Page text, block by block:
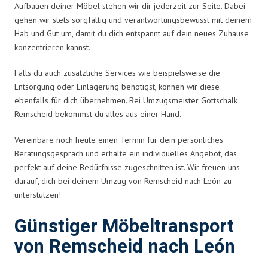
Aufbauen deiner Möbel stehen wir dir jederzeit zur Seite. Dabei
gehen wir stets sorgfältig und verantwortungsbewusst mit deinem
Hab und Gut um, damit du dich entspannt auf dein neues Zuhause
konzentrieren kannst.
Falls du auch zusätzliche Services wie beispielsweise die
Entsorgung oder Einlagerung benötigst, können wir diese
ebenfalls für dich übernehmen. Bei Umzugsmeister Gottschalk
Remscheid bekommst du alles aus einer Hand.
Vereinbare noch heute einen Termin für dein persönliches
Beratungsgespräch und erhalte ein individuelles Angebot, das
perfekt auf deine Bedürfnisse zugeschnitten ist. Wir freuen uns
darauf, dich bei deinem Umzug von Remscheid nach León zu
unterstützen!
Günstiger Möbeltransport
von Remscheid nach León